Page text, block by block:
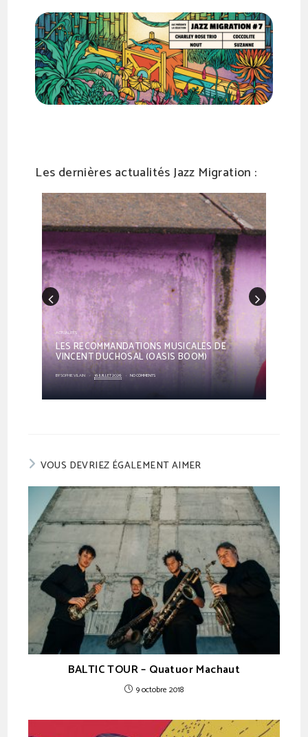
Les dernières actualités Jazz Migration :
Pr
ev
io
us
ACTUALITÉS
LES RECOMMANDATIONS MUSICALES DE
VINCENT DUCHOSAL (OASIS BOOM)
BYSOPHIE VILAIN 16 JUILLET 2026 NO COMMENTS
Ne
xt
VOUS DEVRIEZ ÉGALEMENT AIMER
BALTIC TOUR – Quatuor Machaut
9 octobre 2018